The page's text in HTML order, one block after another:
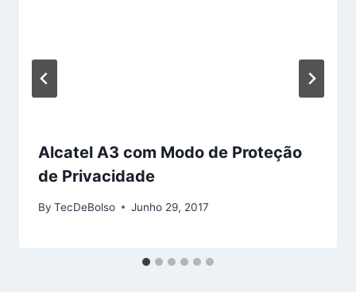
Alcatel A3 com Modo de Proteção
de Privacidade
By TecDeBolso Junho 29, 2017